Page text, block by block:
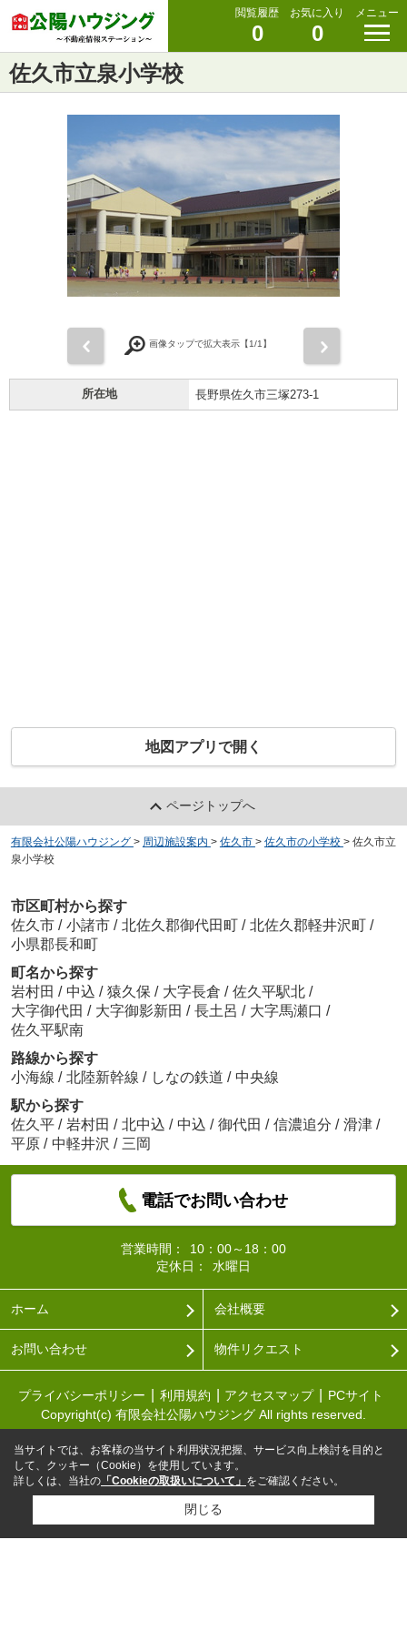
閲覧履歴
0
お気に入り
0
メニュー
佐久市立泉小学校
画像タップで拡大表示【1/1】
所在地 長野県佐久市三塚273-1
地図アプリで開く
ページトップへ
有限会社公陽ハウジング > 周辺施設案内 > 佐久市 > 佐久市の小学校 > 佐久市立
泉小学校
市区町村から探す
佐久市 / 小諸市 / 北佐久郡御代田町 / 北佐久郡軽井沢町 /
小県郡長和町
町名から探す
岩村田 / 中込 / 猿久保 / 大字長倉 / 佐久平駅北 /
大字御代田 / 大字御影新田 / 長土呂 / 大字馬瀬口 /
佐久平駅南
路線から探す
小海線 / 北陸新幹線 / しなの鉄道 / 中央線
駅から探す
佐久平 / 岩村田 / 北中込 / 中込 / 御代田 / 信濃追分 / 滑津 /
平原 / 中軽井沢 / 三岡
電話でお問い合わせ
営業時間：
10：00～18：00
定休日：
水曜日
ホーム 会社概要
お問い合わせ 物件リクエスト
プライバシーポリシー 利用規約 アクセスマップ
PCサイト
Copyright(c) 有限会社公陽ハウジング All rights reserved.
当サイトでは、お客様の当サイト利用状況把握、サービス向上検討を目的と
して、クッキー（Cookie）を使用しています。
詳しくは、当社の 「Cookieの取扱いについて」 をご確認ください。
閉じる